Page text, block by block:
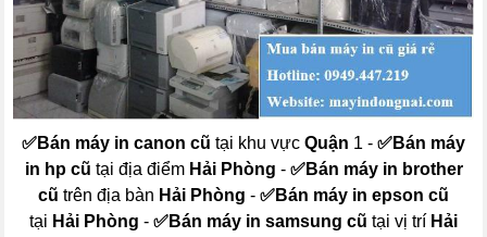
✅Bán máy in canon cũ tại khu vực Quận 1 - ✅Bán máy
in hp cũ tại địa điểm Hải Phòng - ✅Bán máy in brother
cũ trên địa bàn Hải Phòng - ✅Bán máy in epson cũ
tại Hải Phòng - ✅Bán máy in samsung cũ tại vị trí Hải